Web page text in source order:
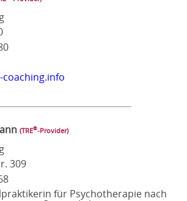
coaching.info
(TRE®‑Provider)
309
für Psychotherapie nach